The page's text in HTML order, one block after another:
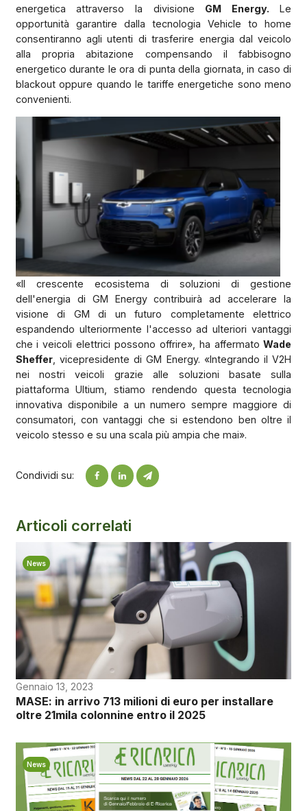
energetica attraverso la divisione GM Energy. Le
opportunità garantire dalla tecnologia Vehicle to home
consentiranno agli utenti di trasferire energia dal veicolo
alla propria abitazione compensando il fabbisogno
energetico durante le ora di punta della giornata, in caso di
blackout oppure quando le tariffe energetiche sono meno
convenienti.
«Il crescente ecosistema di soluzioni di gestione
dell'energia di GM Energy contribuirà ad accelerare la
visione di GM di un futuro completamente elettrico
espandendo ulteriormente l'accesso ad ulteriori vantaggi
che i veicoli elettrici possono offrire», ha affermatoWade
Sheffer, vicepresidente di GM Energy. «Integrando il V2H
nei nostri veicoli grazie alle soluzioni basate sulla
piattaforma Ultium, stiamo rendendo questa tecnologia
innovativa disponibile a un numero sempre maggiore di
consumatori, con vantaggi che si estendono ben oltre il
veicolo stesso e su una scala più ampia che mai».
Condividi su:
Articoli correlati
News
Gennaio 13, 2023
MASE: in arrivo 713 milioni di euro per installare
oltre 21mila colonnine entro il 2025
News